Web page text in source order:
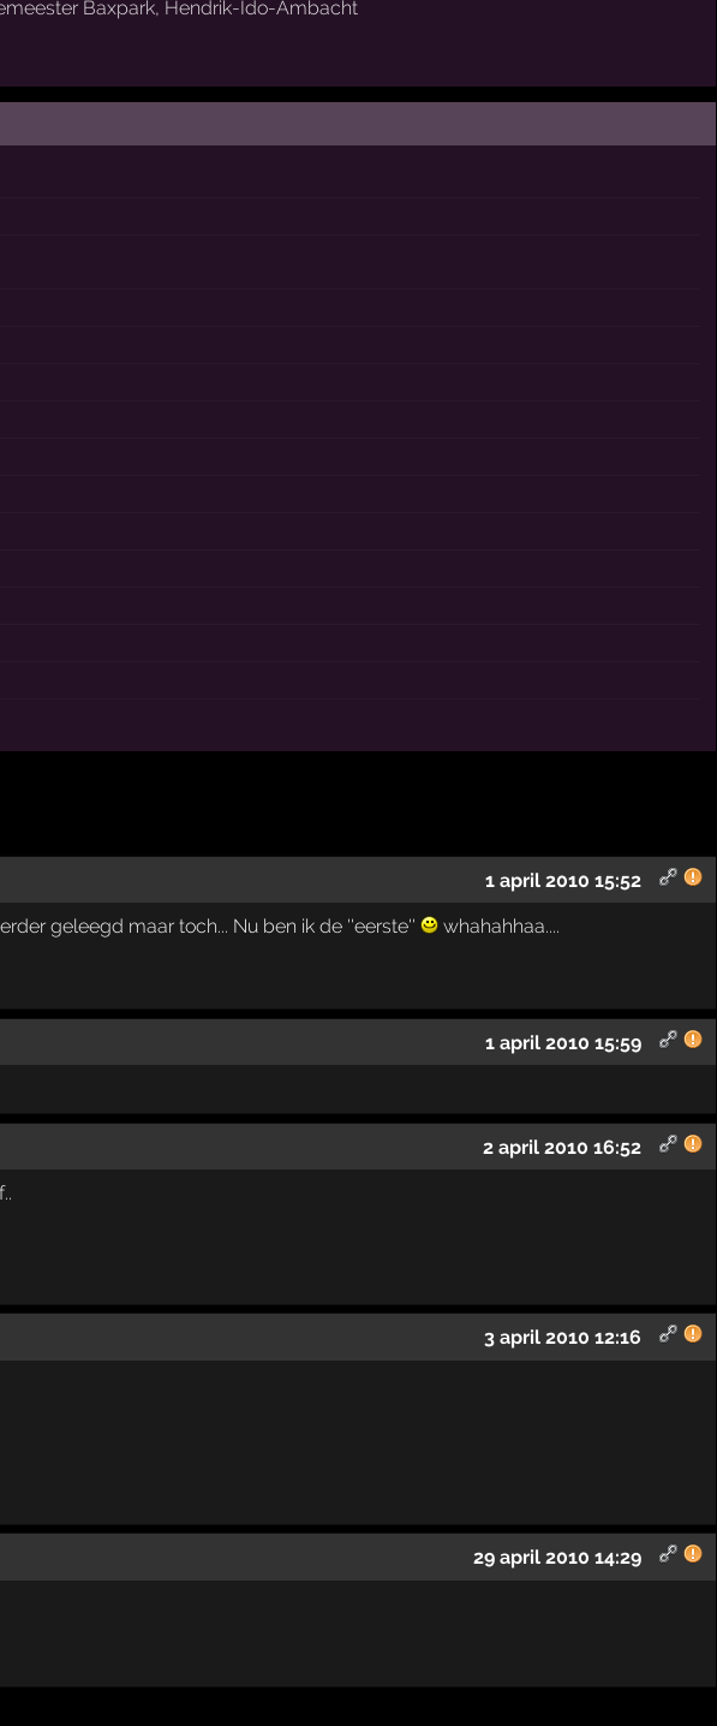
Baxpark, Hendrik-Ido-Ambacht
1 april 2010 15:52
geleegd maar toch... Nu ben ik de ''eerste'' whahahhaa....
1 april 2010 15:59
2 april 2010 16:52
3 april 2010 12:16
29 april 2010 14:29